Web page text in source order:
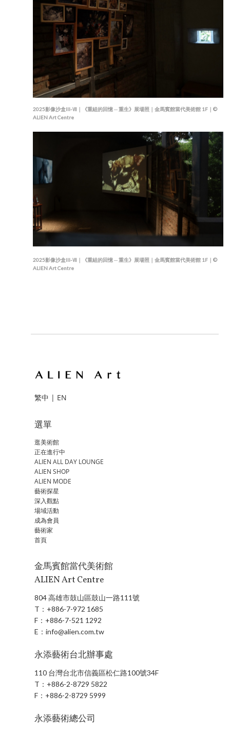
2025影像沙盒III-Ⅶ｜《重組的回憶 ─ 重生》展場照｜金馬賓館當代美術館 1F｜©
ALIEN Art Centre
2025影像沙盒III-Ⅶ｜《重組的回憶 ─ 重生》展場照｜金馬賓館當代美術館 1F｜©
ALIEN Art Centre
繁中 | EN
選單
逛美術館
正在進行中
ALIEN ALL DAY LOUNGE
ALIEN SHOP
ALIEN MODE
藝術探星
深入觀點
場域活動
成為會員
藝術家
首頁
金馬賓館當代美術館
ALIEN Art Centre
804 高雄市鼓山區鼓山一路111號
T： +886-7-972 1685
F： +886-7-521 1292
E：info@alien.com.tw
永添藝術台北辦事處
110 台灣台北市信義區松仁路100號34F
T： +886-2-8729 5822
F： +886-2-8729 5999
永添藝術總公司